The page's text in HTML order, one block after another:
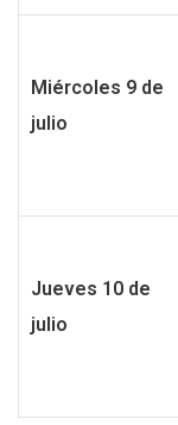
Miércoles 9 de
julio
Jueves 10 de
julio